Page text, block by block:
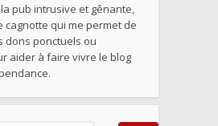
pub intrusive et gênante,
cagnotte qui me permet de
dons ponctuels ou
aider à faire vivre le blog